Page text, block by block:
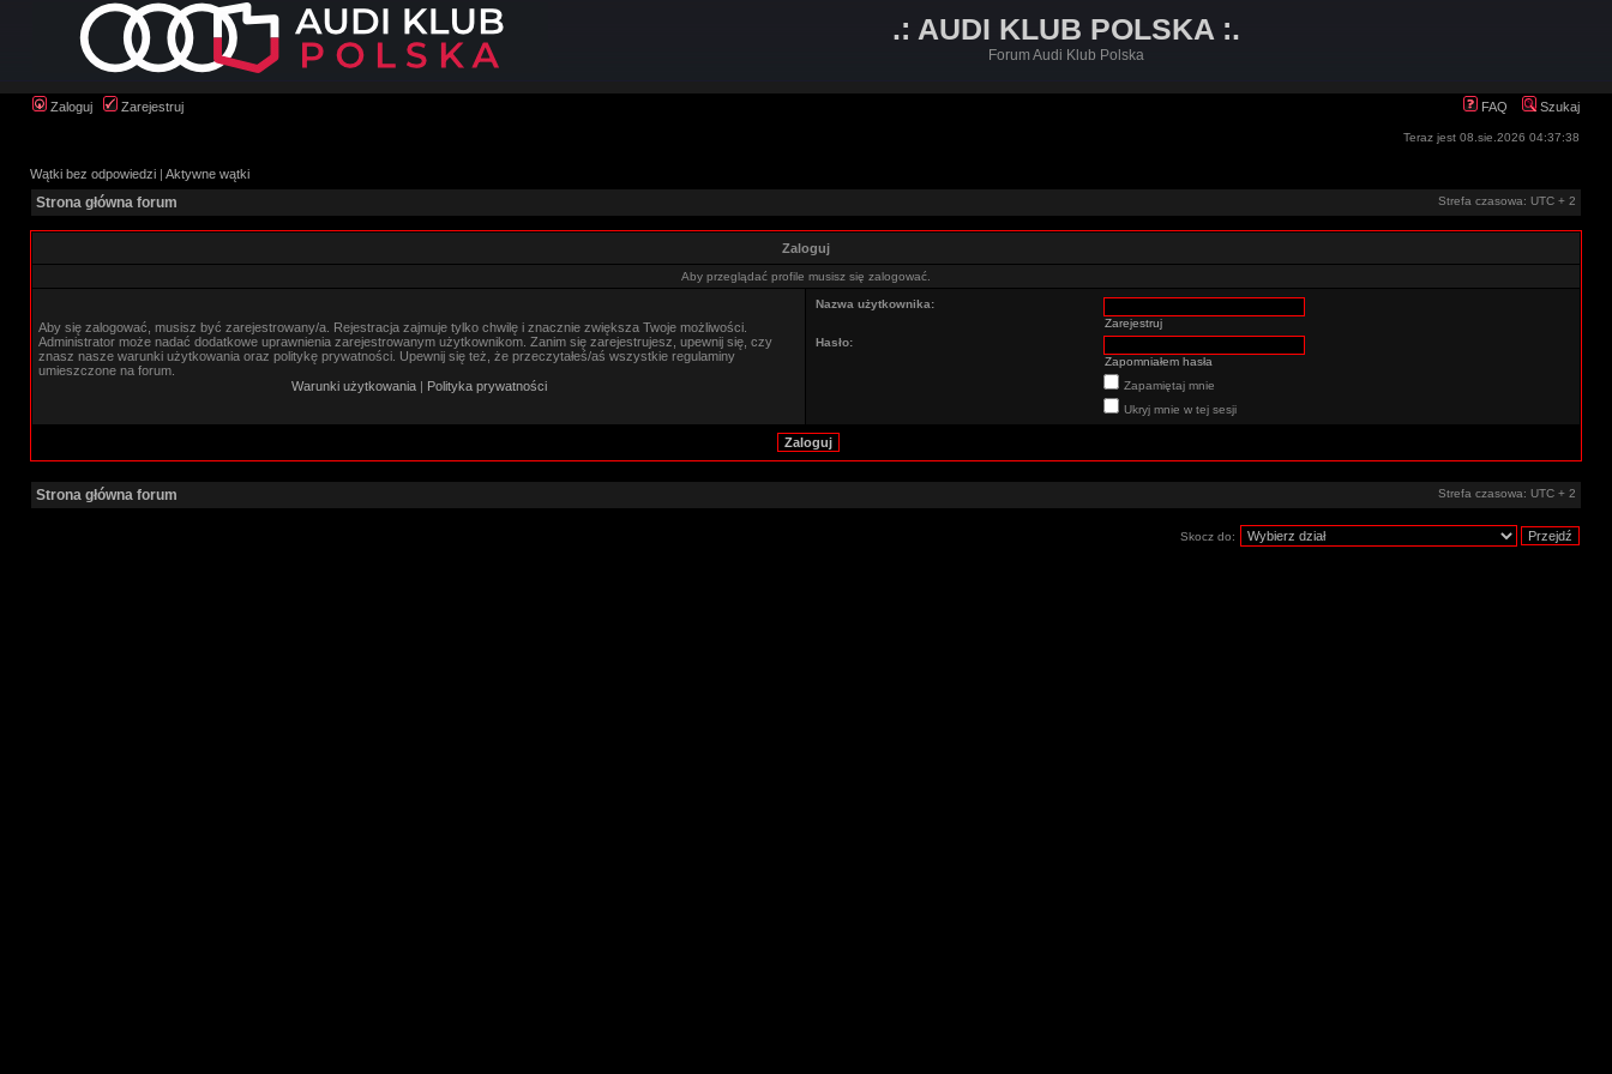
.: AUDI KLUB POLSKA :.
Forum Audi Klub Polska
Zaloguj Zarejestruj FAQ Szukaj
Teraz jest 08.sie.2026 04:37:38
Wątki bez odpowiedzi | Aktywne wątki
Strona główna forum Strefa czasowa: UTC + 2
Zaloguj
Aby przeglądać profile musisz się zalogować.
Aby się zalogować, musisz być zarejestrowany/a. Rejestracja zajmuje tylko chwilę i znacznie zwiększa Twoje możliwości.
Administrator może nadać dodatkowe uprawnienia zarejestrowanym użytkownikom. Zanim się zarejestrujesz, upewnij się, czy
znasz nasze warunki użytkowania oraz politykę prywatności. Upewnij się też, że przeczytałeś/aś wszystkie regulaminy
umieszczone na forum.
Warunki użytkowania| Polityka prywatności
Nazwa użytkownika:
Zarejestruj
Hasło:
Zapomniałem hasła
Zapamiętaj mnie
Ukryj mnie w tej sesji
Strona główna forum Strefa czasowa: UTC + 2
Skocz do: